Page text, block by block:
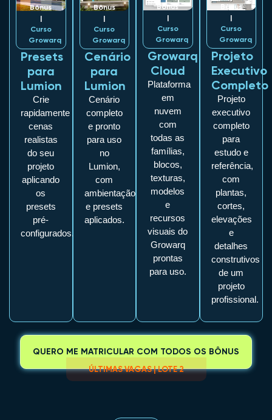
Bônus
|
Curso
Growarq
Presets
para
Lumion
Crie
rapidamente
cenas
realistas
do seu
projeto
aplicando
os
presets
pré-
configurados.
Bônus
|
Curso
Growarq
Cenário
para
Lumion
Cenário
completo
e pronto
para uso
no
Lumion,
com
ambientação
e presets
aplicados.
Bônus
|
Curso
Growarq
Growarq
Cloud
Plataforma
em
nuvem
com
todas as
famílias,
blocos,
texturas,
modelos
e
recursos
visuais do
Growarq
prontas
para uso.
Bônus
|
Curso
Growarq
Projeto
Executivo
Completo
Projeto
executivo
completo
para
estudo e
referência,
com
plantas,
cortes,
elevações
e
detalhes
construtivos
de um
projeto
profissional.
QUERO ME MATRICULAR COM TODOS OS BÔNUS
ÚLTIMAS VAGAS | LOTE 2